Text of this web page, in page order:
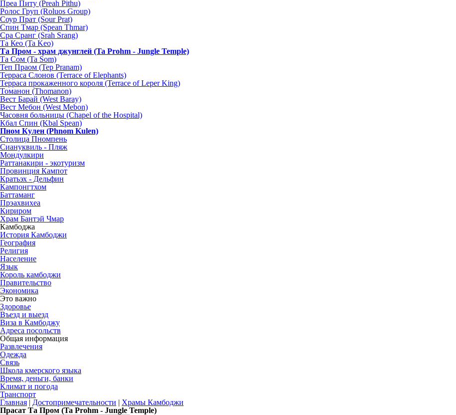
Преа Питу (Preah Pithu)
Ролос Груп (Roluos Group)
Соур Прат (Sour Prat)
Спин Тмар (Spean Thmar)
Сра Сранг (Srah Srang)
Та Кео (Ta Keo)
Та Пром - храм джунглей (Ta Prohm - Jungle Temple)
Та Сом (Ta Som)
Теп Праом (Tep Pranam)
Терраса Слонов (Terrace of Elephants)
Терраса прокаженного короля (Terrace of Leper King)
Томанон (Thomanon)
Вест Барай (West Baray)
Вест Мебон (West Mebon)
Часовня больницы (Chapel of the Hospital)
Кбал Спин (Kbal Spean)
Пном Кулен (Phnom Kulen)
Столица Пномпень
Сиануквиль - Пляж
Мондулкири
Раттанакири - экотуризм
Провинция Кампот
Кратьэх - Дельфин
Кампонгтхом
Баттаманг
Прэахвихеа
Кириром
Храм Бантэй Чмар
Камбоджа
История Камбоджи
География
Религия
Население
Язык
Король камбоджи
Правительство
Экономика
Это важно
Здоровье
Въезд и выезд
Виза в Камбоджу
Адреса посольств
Общая информация
Развлечения
Одежда
Связь
Школа кмерского языка
Время, деньги, банки
Климат и погода
Транспорт
Главная | Достопримечательности | Храмы Камбоджи
Прасат Та Пром (Ta Prohm - Jungle Temple)